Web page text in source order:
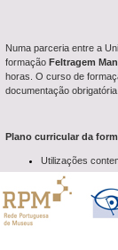
Numa parceria entre a
formação Feltragem
horas. O curso de
documentação
Plano curricular da
Utilizações
Breve
Breve
Diversos Tipos
Conceção de